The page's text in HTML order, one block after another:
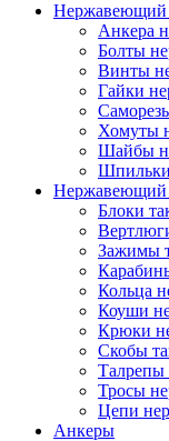
Нержавеющий
Анкера
Болты
Винты
Гайки
Хомуты
Шайбы
Нержавеющий
Блоки
Зажимы
Кольца
Коуши
Крюки
Скобы
Тросы
Цепи
Анкеры